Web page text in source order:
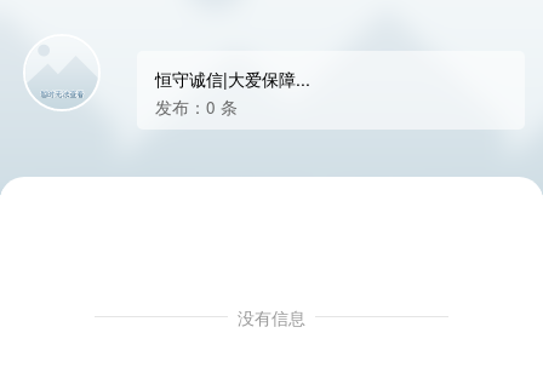
恒守诚信|大爱保障...
发布：0 条
没有信息